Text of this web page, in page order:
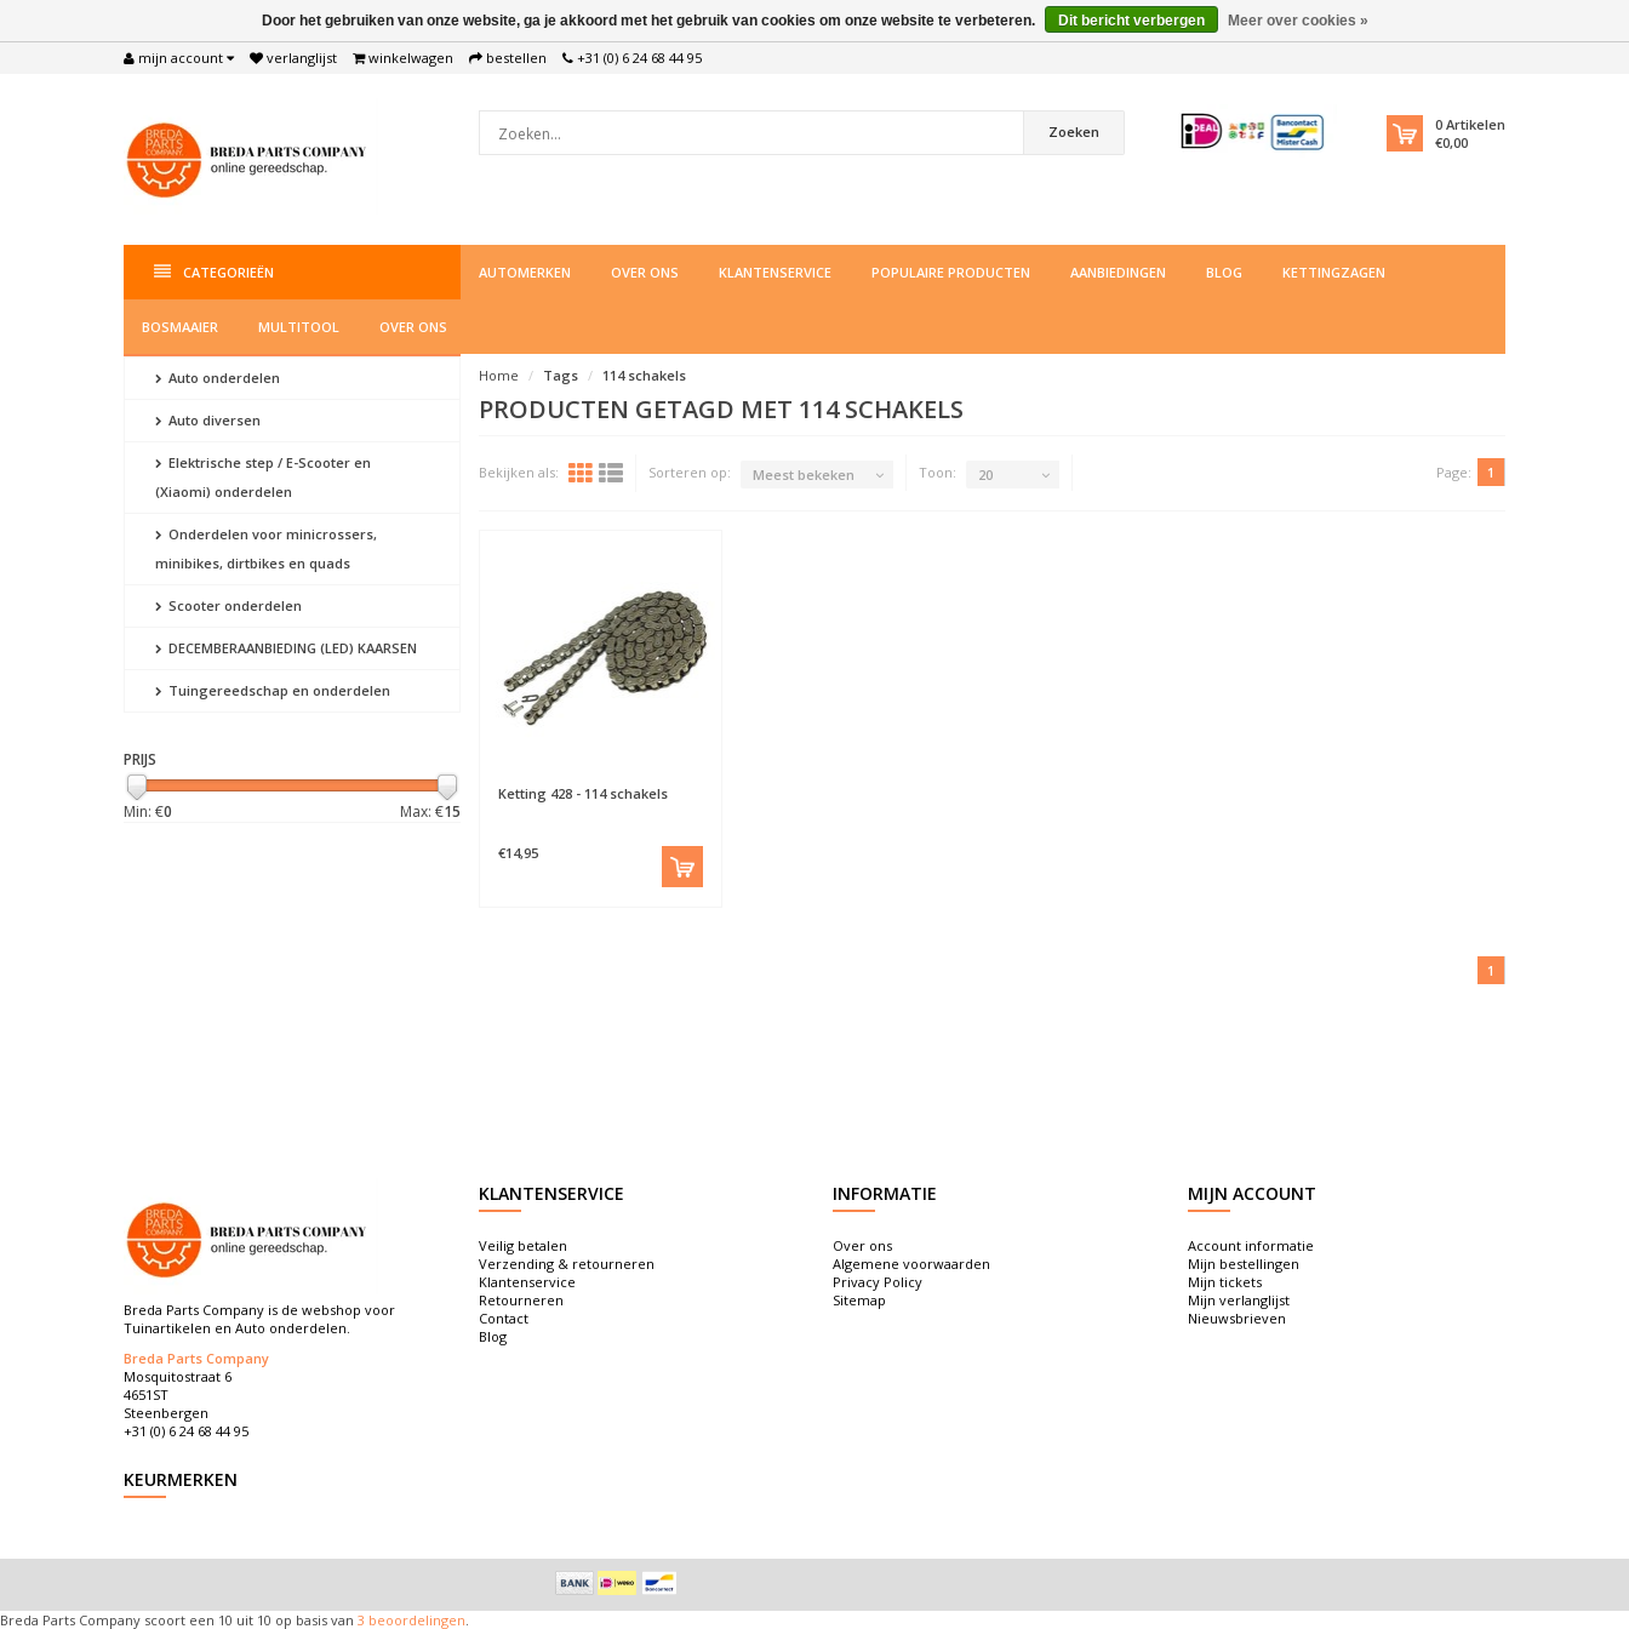
mijn account verlanglijst winkelwagen bestellen +31 (0) 6 24 68 44 95
Zoeken 0 Artikelen
€0,00
CATEGORIEËN AUTOMERKEN OVER ONS KLANTENSERVICE POPULAIRE PRODUCTEN AANBIEDINGEN BLOG KETTINGZAGEN
BOSMAAIER MULTITOOL OVER ONS
Auto onderdelen
Auto diversen
Elektrische step / E-Scooter en
(Xiaomi) onderdelen
Onderdelen voor minicrossers,
minibikes, dirtbikes en quads
Scooter onderdelen
DECEMBERAANBIEDING (LED) KAARSEN
Tuingereedschap en onderdelen
PRIJS
Min: €0 Max: €15
Home Tags 114 schakels
PRODUCTEN GETAGD MET 114 SCHAKELS
Bekijken als: Sorteren op: Meest bekeken Toon: 20 Page: 1
Ketting 428 - 114 schakels
€14,95
1
Breda Parts Company is de webshop voor
Tuinartikelen en Auto onderdelen.
Breda Parts Company
Mosquitostraat 6
4651ST
Steenbergen
+31 (0) 6 24 68 44 95
KLANTENSERVICE
Veilig betalen
Verzending & retourneren
Klantenservice
Retourneren
Contact
Blog
INFORMATIE
Over ons
Algemene voorwaarden
Privacy Policy
Sitemap
MIJN ACCOUNT
Account informatie
Mijn bestellingen
Mijn tickets
Mijn verlanglijst
Nieuwsbrieven
KEURMERKEN
Door het gebruiken van onze website, ga je akkoord met het gebruik van cookies om onze website te verbeteren. Dit bericht verbergen Meer over cookies »
Breda Parts Company scoort een 10 uit 10 op basis van 3 beoordelingen.